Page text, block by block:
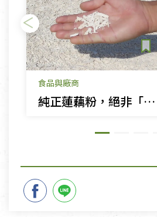
食品與廠商
純正蓮藕粉，絕非「藕」然 傳統古法 照起工來行